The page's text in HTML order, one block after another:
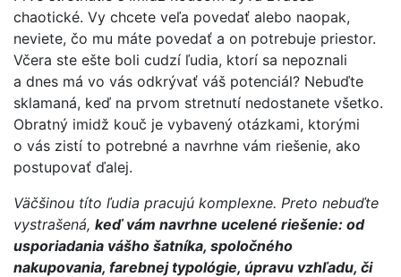
chaotické. Vy chcete veľa povedať alebo naopak,
neviete, čo mu máte povedať a on potrebuje priestor.
Včera ste ešte boli cudzí ľudia, ktorí sa nepoznali
a dnes má vo vás odkrývať váš potenciál? Nebuďte
sklamaná, keď na prvom stretnutí nedostanete všetko.
Obratný imidž kouč je vybavený otázkami, ktorými
o vás zistí to potrebné a navrhne vám riešenie, ako
postupovať ďalej.
Väčšinou títo ľudia pracujú komplexne. Preto nebuďte
vystrašená, keď vám navrhne ucelené riešenie: od
usporiadania vášho šatníka, spoločného
nakupovania, farebnej typológie, úpravu vzhľadu, či